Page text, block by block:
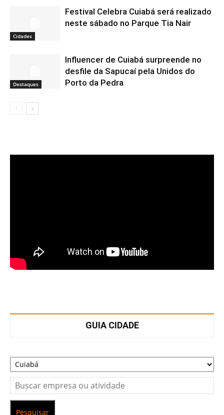
Cidades
Festival Celebra Cuiabá será realizado
neste sábado no Parque Tia Nair
Destaques
Influencer de Cuiabá surpreende no
desfile da Sapucaí pela Unidos do
Porto da Pedra
GUIA CIDADE
Pesquisar